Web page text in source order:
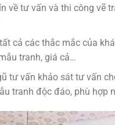
về tư vấn và thi công vẽ
cả các thắc mắc của
tranh, giá cả…
tư vấn khảo sát tư vấn
tranh độc đáo, phù hợp